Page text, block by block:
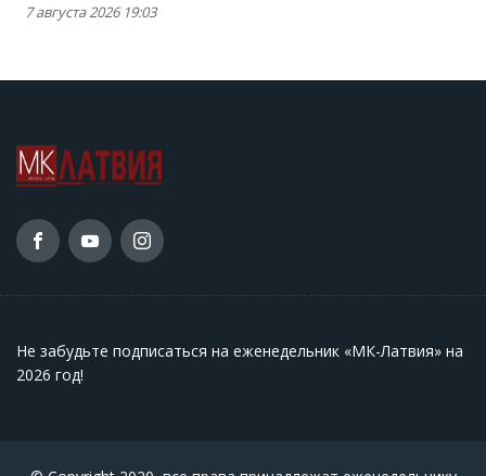
7 августа 2026 19:03
Не забудьте подписаться на еженедельник «МК-Латвия» на
2026 год!